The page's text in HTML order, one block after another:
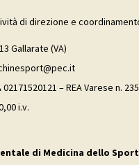
di direzione e
Gallarate (VA)
chinesport@pec.it
02171520121 – REA Varese n.
i.v.
di Medicina dello Sport